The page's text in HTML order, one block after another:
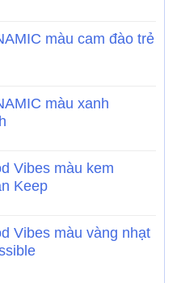
màu cam đào trẻ
màu xanh
Vibes màu kem
Keep
Vibes màu vàng nhạt